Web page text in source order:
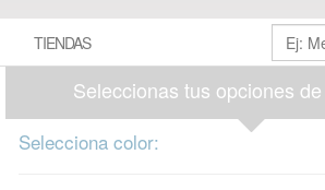
TIENDAS
Seleccionas tus opciones
Selecciona color: